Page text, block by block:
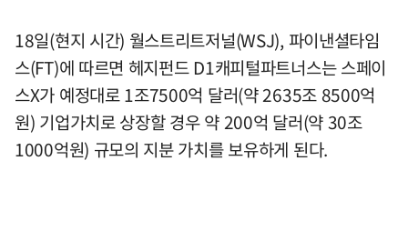
18일(현지 시간) 월스트리트저널(WSJ), 파이낸셜타임
스(FT)에 따르면 헤지펀드 D1캐피털파트너스는 스페이
스X가 예정대로 1조7500억 달러(약 2635조 8500억
원) 기업가치로 상장할 경우 약 200억 달러(약 30조
1000억원) 규모의 지분 가치를 보유하게 된다.